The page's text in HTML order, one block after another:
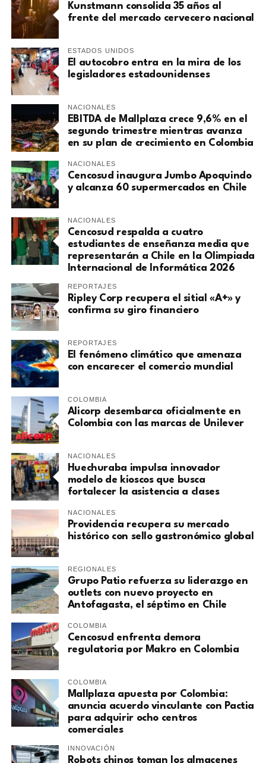
Kunstmann consolida 35 años al
frente del mercado cervecero nacional
ESTADOS UNIDOS
El autocobro entra en la mira de los
legisladores estadounidenses
NACIONALES
EBITDA de Mallplaza crece 9,6% en el
segundo trimestre mientras avanza
en su plan de crecimiento en Colombia
NACIONALES
Cencosud inaugura Jumbo Apoquindo
y alcanza 60 supermercados en Chile
NACIONALES
Cencosud respalda a cuatro
estudiantes de enseñanza media que
representarán a Chile en la Olimpiada
Internacional de Informática 2026
REPORTAJES
Ripley Corp recupera el sitial «A+» y
confirma su giro financiero
REPORTAJES
El fenómeno climático que amenaza
con encarecer el comercio mundial
COLOMBIA
Alicorp desembarca oficialmente en
Colombia con las marcas de Unilever
NACIONALES
Huechuraba impulsa innovador
modelo de kioscos que busca
fortalecer la asistencia a clases
NACIONALES
Providencia recupera su mercado
histórico con sello gastronómico global
REGIONALES
Grupo Patio refuerza su liderazgo en
outlets con nuevo proyecto en
Antofagasta, el séptimo en Chile
COLOMBIA
Cencosud enfrenta demora
regulatoria por Makro en Colombia
COLOMBIA
Mallplaza apuesta por Colombia:
anuncia acuerdo vinculante con Pactia
para adquirir ocho centros
comerciales
INNOVACIÓN
Robots chinos toman los almacenes